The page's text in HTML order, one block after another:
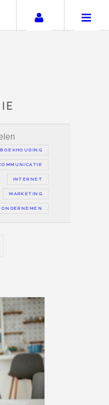
Uw
REDACTIE
Redactie artikelen